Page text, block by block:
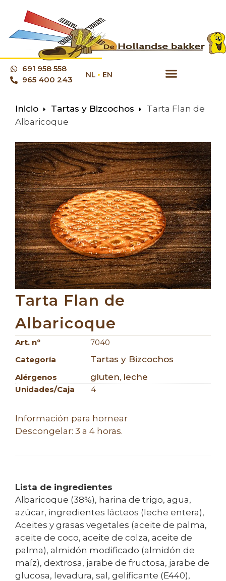
NL EN
691 958 558
965 400 243
Inicio Tartas y Bizcochos
Tarta Flan de
Albaricoque
Tarta Flan de
Albaricoque
Art. nº
7040
Categoría
Tartas y Bizcochos
Alérgenos gluten, leche
Unidades/caja 4
Información para hornear
Descongelar: 3 a 4 horas.
Lista de ingredientes
Albaricoque (38%), harina de trigo, agua,
azúcar, ingredientes lácteos (leche entera),
Aceites y grasas vegetales (aceite de palma,
aceite de coco, aceite de colza, aceite de
palma), almidón modificado (almidón de
maíz), dextrosa, jarabe de fructosa, jarabe de
glucosa, levadura, sal, gelificante (E440),